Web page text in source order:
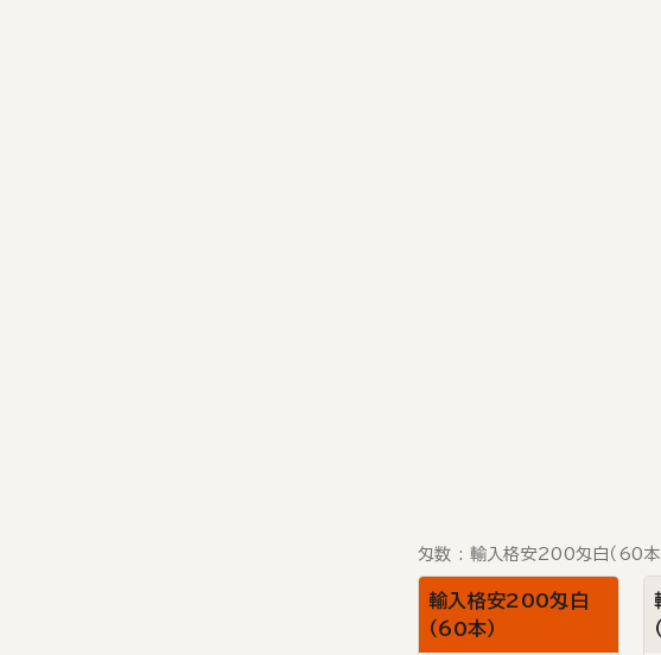
匁数 輸入格安200匁白（60本
輸入格安200匁白
（60本）